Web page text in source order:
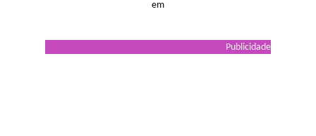
em
Publicidade